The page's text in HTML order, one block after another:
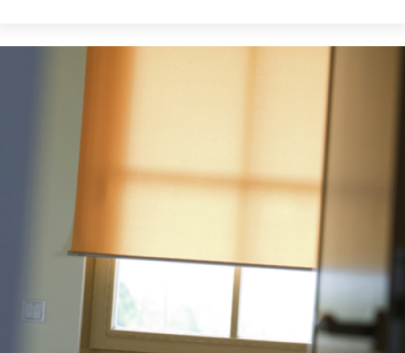
Gelenkarmmarkisen
Wintergartenmarkisen
Seitenwandmarkisen